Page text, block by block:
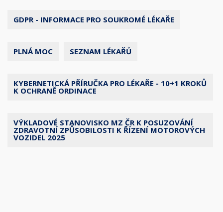
GDPR - INFORMACE PRO SOUKROMÉ LÉKAŘE
PLNÁ MOC SEZNAM LÉKAŘŮ
KYBERNETICKÁ PŘÍRUČKA PRO LÉKAŘE - 10+1 KROKŮ
K OCHRANĚ ORDINACE
VÝKLADOVÉ STANOVISKO MZ ČR K POSUZOVÁNÍ
ZDRAVOTNÍ ZPŮSOBILOSTI K ŘÍZENÍ MOTOROVÝCH
VOZIDEL 2025